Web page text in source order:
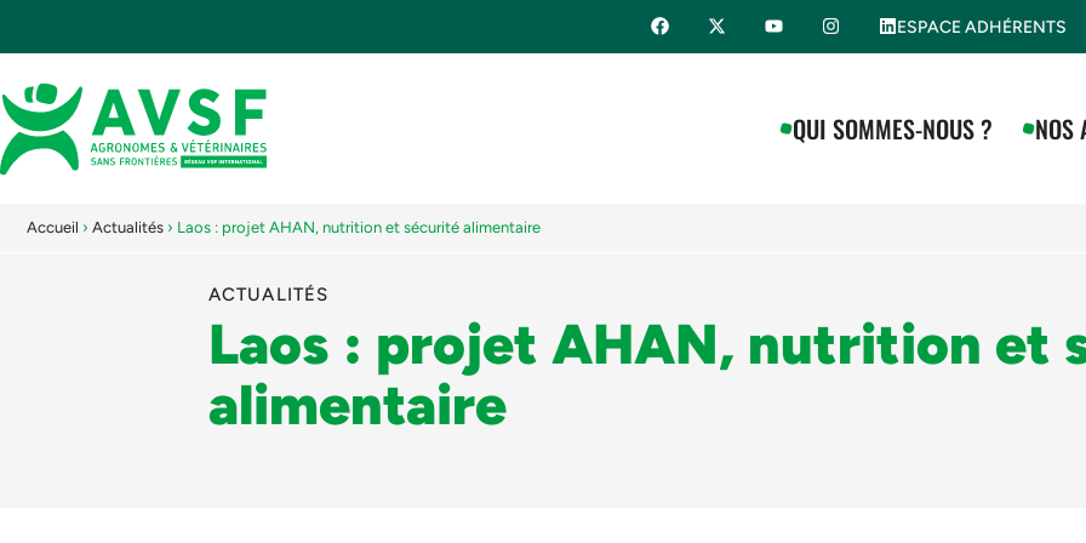
ESPACE ADHÉRENTS
QUI SOMMES-NOUS ? NOS
Accueil › Actualités › Laos : projet AHAN, nutrition et sécurité alimentaire
ACTUALITÉS
Laos : projet AHAN, nutrition et
alimentaire